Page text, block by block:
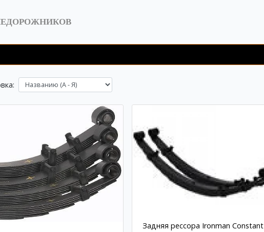
Задняя рессора Ironman Constant